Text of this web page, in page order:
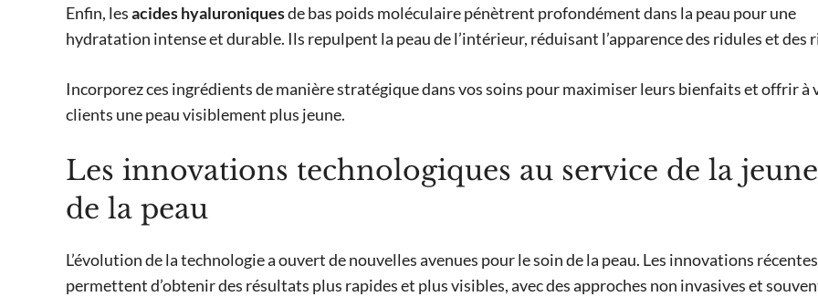
Enfin, lesacides hyaluroniquesde bas poids moléculaire pénètrent profondément dans la peau pour une
hydratation intense et durable. Ils repulpent la peau de l’intérieur, réduisant l’apparence des ridules et des
Incorporez ces ingrédients de manière stratégique dans vos soins pour maximiser leurs bienfaits et offrir à
clients une peau visiblement plus jeune.
Les innovations technologiques au service de la
de la peau
L’évolution de la technologie a ouvert de nouvelles avenues pour le soin de la peau. Les innovations récentes
permettent d’obtenir des résultats plus rapides et plus visibles, avec des approches non invasives et